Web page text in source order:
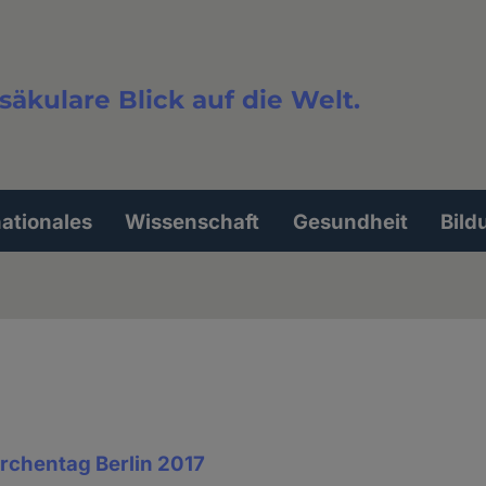
Blick auf die Welt.
Wissenschaft Gesundheit
Berlin 2017